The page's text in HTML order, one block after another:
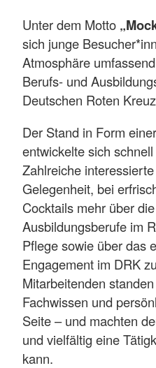
Unter dem Motto
sich junge
Atmosphäre
Berufs- und
Deutschen Roten
Der Stand in Form einer
entwickelte sich
Zahlreiche
Gelegenheit, bei
Cocktails mehr über
Ausbildungsberufe im
Pflege sowie über das
Engagement im DRK
Mitarbeitenden
Fachwissen und
Seite – und machten
und vielfältig eine
kann.